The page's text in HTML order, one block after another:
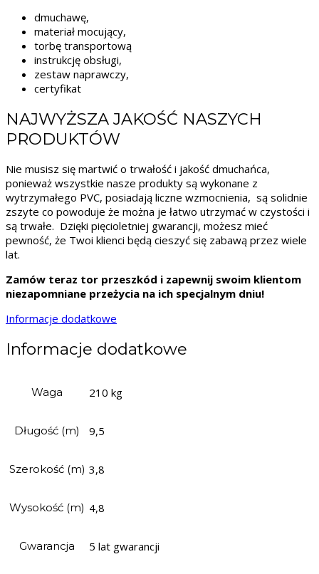
dmuchawę,
materiał mocujący,
torbę transportową
instrukcję obsługi,
zestaw naprawczy,
certyfikat
NAJWYŻSZA JAKOŚĆ NASZYCH
PRODUKTÓW
Nie musisz się martwić o trwałość i jakość dmuchańca,
ponieważ wszystkie nasze produkty są wykonane z
wytrzymałego PVC, posiadają liczne wzmocnienia, są solidnie
zszyte co powoduje że można je łatwo utrzymać w czystości i
są trwałe. Dzięki pięcioletniej gwarancji, możesz mieć
pewność, że Twoi klienci będą cieszyć się zabawą przez wiele
lat.
Zamów teraz tor przeszkód i zapewnij swoim klientom
niezapomniane przeżycia na ich specjalnym dniu!
Informacje dodatkowe
Informacje dodatkowe
Waga 210 kg
Długość (m) 9,5
Szerokość (m) 3,8
Wysokość (m) 4,8
Gwarancja 5 lat gwarancji